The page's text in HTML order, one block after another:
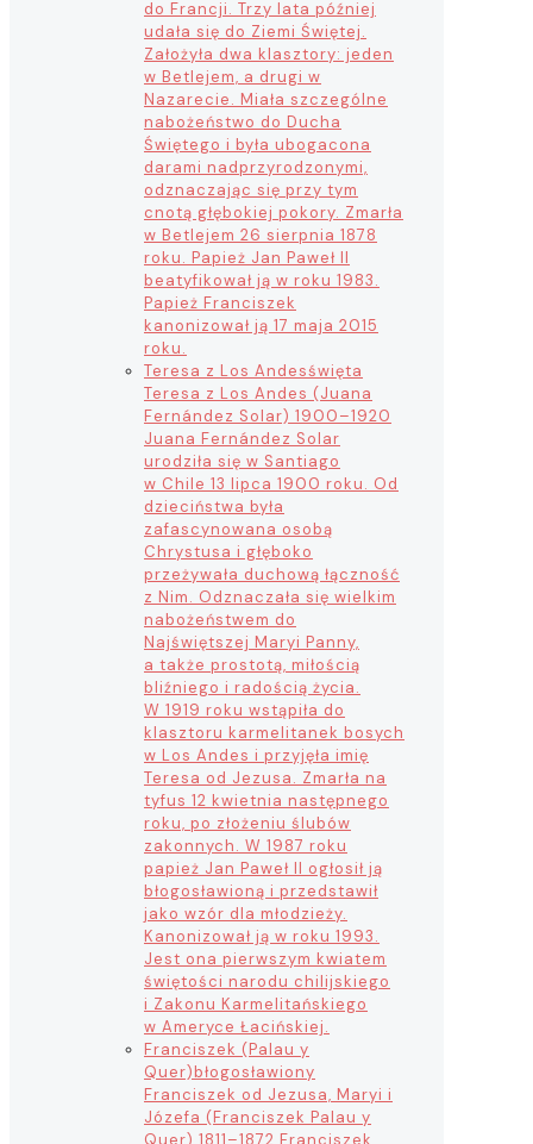
do Francji. Trzy lata później
udała się do Ziemi Świętej.
Założyła dwa klasztory: jeden
w Betlejem, a drugi w
Nazarecie. Miała szczególne
nabożeństwo do Ducha
Świętego i była ubogacona
darami nadprzyrodzonymi,
odznaczając się przy tym
cnotą głębokiej pokory. Zmarła
w Betlejem 26 sierpnia 1878
roku. Papież Jan Paweł II
beatyfikował ją w roku 1983.
Papież Franciszek
kanonizował ją 17 maja 2015
roku.
Teresa z Los Andesświęta
Teresa z Los Andes (Juana
Fernández Solar) 1900–1920
Juana Fernández Solar
urodziła się w Santiago
w Chile 13 lipca 1900 roku. Od
dzieciństwa była
zafascynowana osobą
Chrystusa i głęboko
przeżywała duchową łączność
z Nim. Odznaczała się wielkim
nabożeństwem do
Najświętszej Maryi Panny,
a także prostotą, miłością
bliźniego i radością życia.
W 1919 roku wstąpiła do
klasztoru karmelitanek bosych
w Los Andes i przyjęła imię
Teresa od Jezusa. Zmarła na
tyfus 12 kwietnia następnego
roku, po złożeniu ślubów
zakonnych. W 1987 roku
papież Jan Paweł II ogłosił ją
błogosławioną i przedstawił
jako wzór dla młodzieży.
Kanonizował ją w roku 1993.
Jest ona pierwszym kwiatem
świętości narodu chilijskiego
i Zakonu Karmelitańskiego
w Ameryce Łacińskiej.
Franciszek (Palau y
Quer)błogosławiony
Franciszek od Jezusa, Maryi i
Józefa (Franciszek Palau y
Quer) 1811–1872 Franciszek